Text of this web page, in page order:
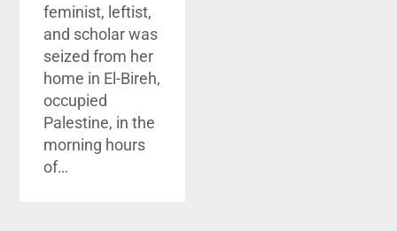
feminist, leftist,
and scholar was
seized from her
home in El-Bireh,
occupied
Palestine, in the
morning hours
of…